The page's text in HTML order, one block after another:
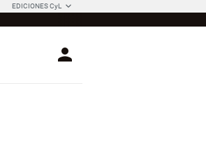
EDICIONES CyL
Login